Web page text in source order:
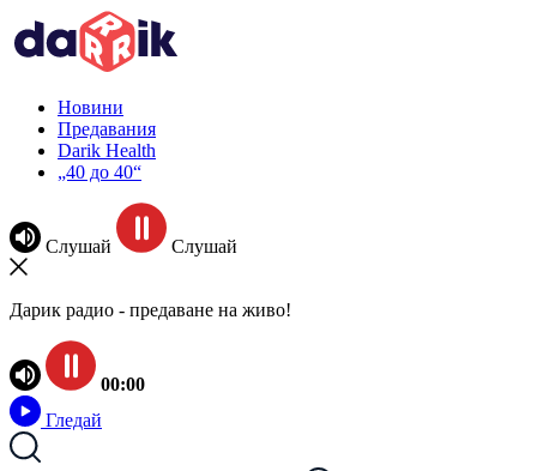
Новини
Предавания
Darik Health
„40 до 40“
Слушай Слушай
Дарик радио - предаване на живо!
00:00
Гледай